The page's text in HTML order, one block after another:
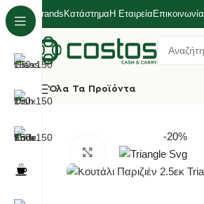
Brands Κατάστημα Η Εταιρεία Επικοινωνία
Όλα Τα Προϊόντα
-20%
Κλικ για μεγέθυνση